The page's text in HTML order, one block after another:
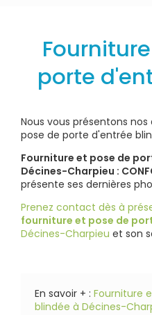
porte
Nous vous présentons
pose de porte d'entrée
Fourniture et pose de
Décines-Charpieu :
présente ses dernières
Prenez contact dès à
fourniture et pose de
Décines-Charpieu et son
En savoir + : Fourniture
blindée à Décines-